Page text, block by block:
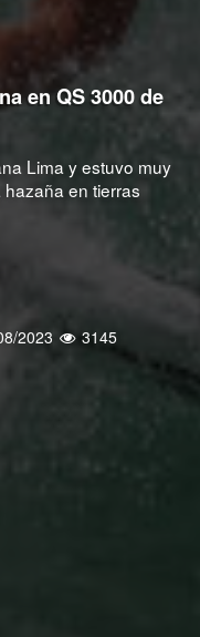
en QS 3000 de
Lima y estuvo muy
en tierras
2023 3145